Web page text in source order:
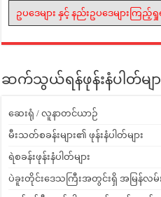
ဥပဒေများ နှင့် နည်းဥပဒေများကြည့်ရှု
ဆက်သွယ်ရန်ဖုန်းနံပါတ်မျာ
ဆေးရုံ / လူနာတင်ယာဉ်
မီးသတ်စခန်းများ၏ ဖုန်းနံပါတ်များ
ရဲစခန်းဖုန်းနံပါတ်များ
ပဲခူးတိုင်းဒေသကြီးအတွင်းရှိ အမြန်လမ်း